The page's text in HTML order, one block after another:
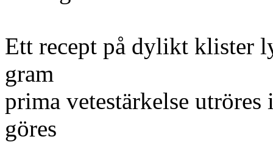
Ett recept på dylikt klister
gram
prima vetestärkelse
göres